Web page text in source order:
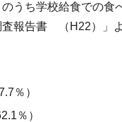
うち学校給食での食
報告書 （H22）」よ
％）
％）